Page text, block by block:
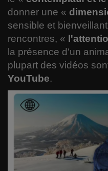
Langues
Musique
Voyages
Automobile
donner une «
sensible et
rencontres, «
la présence d'un
plupart des vidéos
YouTube.